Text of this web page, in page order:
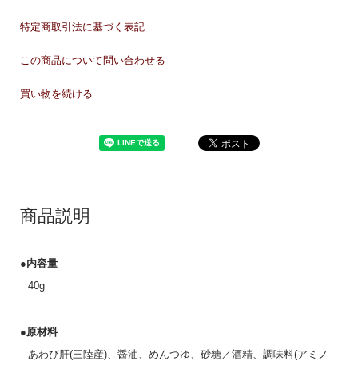
特定商取引法に基づく表記
この商品について問い合わせる
買い物を続ける
商品説明
●内容量
40g
●原材料
あわび肝(三陸産)、醤油、めんつゆ、砂糖／酒精、調味料(アミノ